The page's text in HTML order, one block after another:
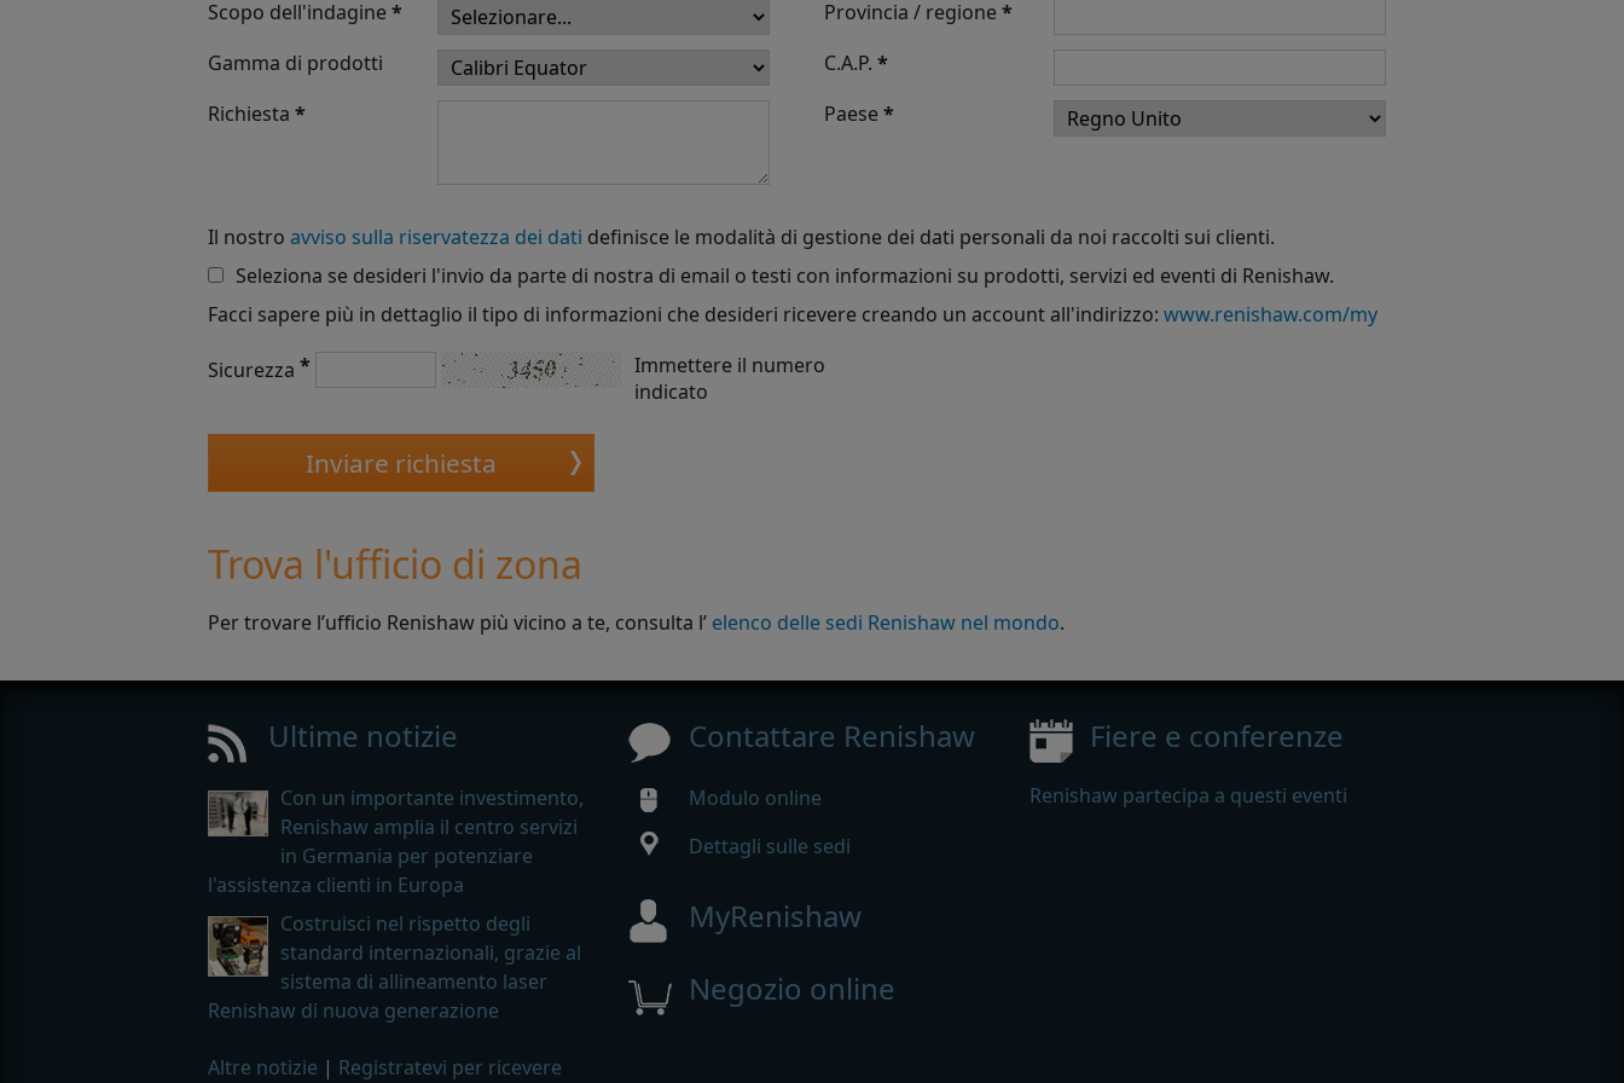
Scopo dell'indagine*
Gamma di prodotti
Richiesta *
Provincia / regione*
C.A.P. *
Paese*
Il nostro avviso sulla riservatezza dei dati definisce le modalità di gestione dei dati personali da noi raccolti sui clienti.
Seleziona se desideri l'invio da parte di nostra di email o testi con informazioni su prodotti, servizi ed eventi di Renishaw.
Facci sapere più in dettaglio il tipo di informazioni che desideri ricevere creando un account all'indirizzo: www.renishaw.com/my
Sicurezza *
Immettere il numero
indicato
Trova l'ufficio di zona
Per trovare l’ufficio Renishaw più vicino a te, consulta l’ elenco delle sedi Renishaw nel mondo.
Ultime notizie
Con un importante investimento,
Renishaw amplia il centro servizi
in Germania per potenziare
l'assistenza clienti in Europa
Costruisci nel rispetto degli
standard internazionali, grazie al
sistema di allineamento laser
Renishaw di nuova generazione
Altre notizie | Registratevi per ricevere
Contattare Renishaw
Modulo online
Dettagli sulle sedi
MyRenishaw
Negozio online
Fiere e conferenze
Renishaw partecipa a questi eventi